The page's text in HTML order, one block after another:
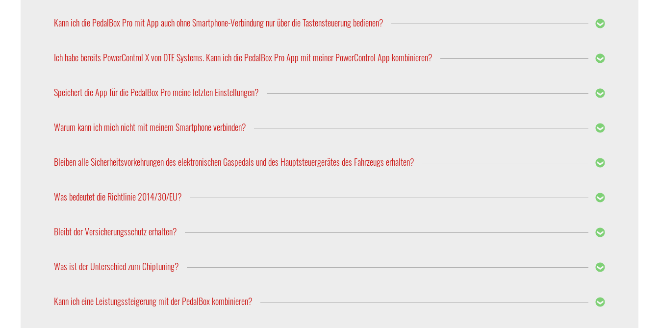
Kann ich die PedalBox Pro mit App auch ohne Smartphone-Verbindung nur über die Tastensteuerung bedienen?
Ich habe bereits PowerControl X von DTE Systems. Kann ich die PedalBox Pro App mit meiner PowerControl App kombinieren?
Ihren Zugangsdaten beide Apps nutzen.
Speichert die App für die PedalBox Pro meine letzten Einstellungen?
Warum kann ich mich nicht mit meinem Smartphone verbinden?
werden alle Einstellungen über das Bedienteil vorgenommen. Im Shop sind für jedes Fahrzeug jeweils beide Versionen erhältlich.
Bleiben alle Sicherheitsvorkehrungen des elektronischen Gaspedals und des Hauptsteuergerätes des Fahrzeugs erhalten?
Was bedeutet die Richtlinie 2014/30/EU?
Verträglichkeit (EMV) elektrischer und elektronischer Systeme entsprechen. Die PedalBox entspricht dieser Richtlinie und verfügt über das ECE- und CE-Kennzeichen.
Bleibt der Versicherungsschutz erhalten?
Was ist der Unterschied zum Chiptuning?
Kann ich eine Leistungssteigerung mit der PedalBox kombinieren?